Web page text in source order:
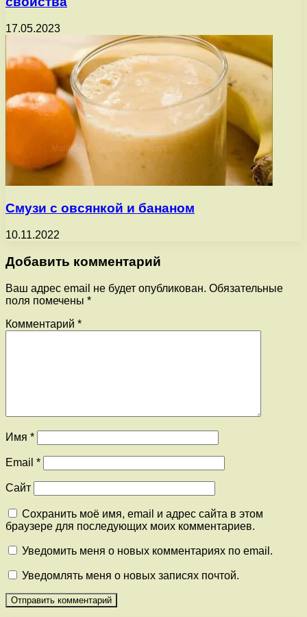
17.05.2023
Смузи с овсянкой и бананом
10.11.2022
Добавить комментарий
Ваш адрес email не будет опубликован. Обязательные
поля помечены *
Комментарий *
Имя *
Email *
Сайт
Сохранить моё имя, email и адрес сайта в этом
браузере для последующих моих комментариев.
Уведомить меня о новых комментариях по email.
Уведомлять меня о новых записях почтой.